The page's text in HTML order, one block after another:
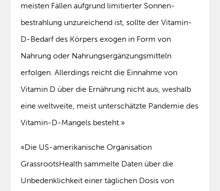
meisten Fällen aufgrund limitierter Sonnen­
bestrahlung unzureichend ist, sollte der Vitamin-
D-Bedarf des Körpers exogen in Form von
Nahrung oder Nahrungsergänzungsmitteln
erfolgen. Allerdings reicht die Einnahme von
Vitamin D über die Ernährung nicht aus, weshalb
eine weltweite, meist unterschätzte Pandemie des
Vitamin-D-Mangels besteht.»
«Die US-amerikanische Organisation
GrassrootsHealth sammelte Daten über die
Unbedenklichkeit einer täglichen ­Dosis von